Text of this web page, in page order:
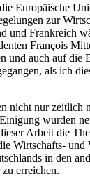
Europäische
zur
Frankreich
François
auch auf
als ich
nur zeitlich
wurden
Arbeit die
Wirtschafts-
in den
erreichen.